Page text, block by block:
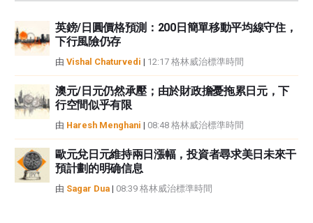
英鎊/日圓價格預測：200日簡單移動平均線守住，
下行風險仍存
由 Vishal Chaturvedi | 12:17 格林威治標準時間
澳元/日元仍然承壓；由於財政擔憂拖累日元，下
行空間似乎有限
由 Haresh Menghani | 08:48 格林威治標準時間
歐元兌日元維持兩日漲幅，投資者尋求美日未來干
預計劃的明确信息
由 Sagar Dua | 08:39 格林威治標準時間